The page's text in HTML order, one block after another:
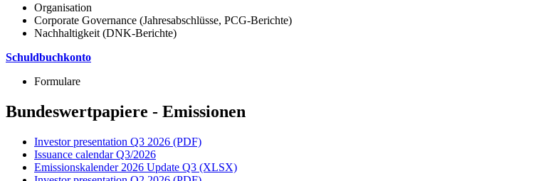
Organisation
Corporate Governance (Jahresabschlüsse, PCG-Berichte)
Nachhaltigkeit (DNK-Berichte)
Schuldbuchkonto
Formulare
Bundeswertpapiere - Emissionen
Investor presentation Q3 2026 (PDF)
Issuance calendar Q3/2026
Emissionskalender 2026 Update Q3 (XLSX)